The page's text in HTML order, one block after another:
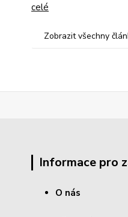
celé
Zobrazit všechny
Informace pro
O nás